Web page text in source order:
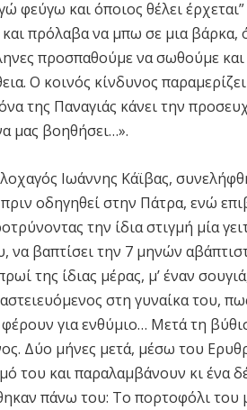
φεύγω και όποιος θέλει
πρόλαβα να μπω σε μια βάρκα,
προσπαθούμε να σωθούμε και
Ο κοινός κίνδυνος
της Παναγιάς κάνει την
μας βοηθήσει…».
Ιωάννης Κάϊβας,
οδηγηθεί στην Πάτρα, ενώ
την ίδια στιγμή μία
να βαπτίσει την 7 μηνών
της ίδιας μέρας, μ’ έναν
στη γυναίκα του,
φέρουν για ενθύμιο… Μετά τη
Δύο μήνες μετά, μέσω του
του και παραλαμβάνουν κι ένα
πάνω του: Το πορτοφόλι του